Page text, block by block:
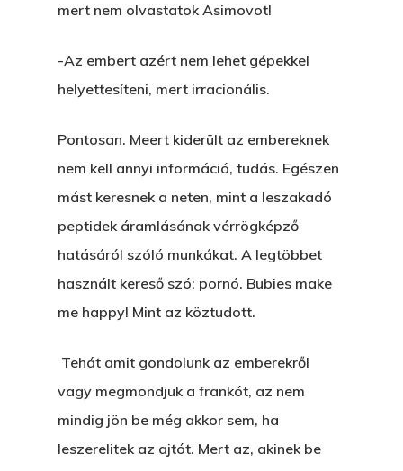
mert nem olvastatok Asimovot!
-Az embert azért nem lehet gépekkel
helyettesíteni, mert irracionális.
Pontosan. Meert kiderült az embereknek
nem kell annyi információ, tudás. Egészen
mást keresnek a neten, mint a leszakadó
peptidek áramlásának vérrögképző
hatásáról szóló munkákat. A legtöbbet
használt kereső szó: pornó. Bubies make
me happy! Mint az köztudott.
Tehát amit gondolunk az emberekről
vagy megmondjuk a frankót, az nem
mindig jön be még akkor sem, ha
leszerelitek az ajtót. Mert az, akinek be